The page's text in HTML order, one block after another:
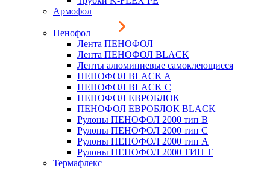
Армофол
Пенофол
Лента ПЕНОФОЛ
Лента ПЕНОФОЛ BLACK
Ленты алюминиевые самоклеющиеся
ПЕНОФОЛ BLACK A
ПЕНОФОЛ BLACK С
ПЕНОФОЛ ЕВРОБЛОК
ПЕНОФОЛ ЕВРОБЛОК BLACK
Рулоны ПЕНОФОЛ 2000 тип B
Рулоны ПЕНОФОЛ 2000 тип C
Рулоны ПЕНОФОЛ 2000 тип А
Рулоны ПЕНОФОЛ 2000 ТИП Т
Термафлекс